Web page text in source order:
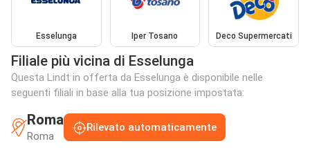
Esselunga Iper Tosano Deco Supermercati
Filiale più vicina di Esselunga
Questa Lindt in offerta da Esselunga è disponibile nelle
seguenti filiali in base alla tua posizione impostata:
Roma
Roma
Rilevato automaticamente